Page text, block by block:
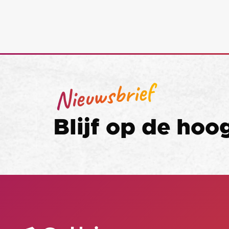
Nieuwsbrief
Blijf op de